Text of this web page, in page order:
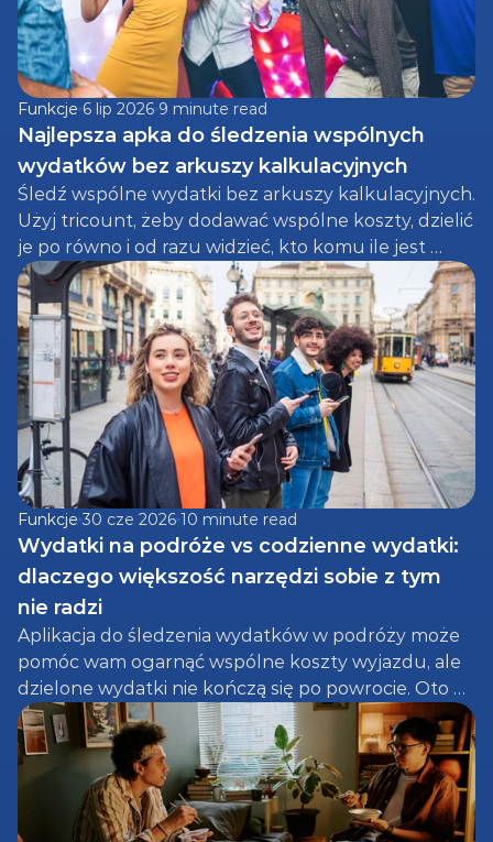
Funkcje 6 lip 2026 9 minute read
Najlepsza apka do śledzenia wspólnych
wydatków bez arkuszy kalkulacyjnych
Śledź wspólne wydatki bez arkuszy kalkulacyjnych.
Użyj tricount, żeby dodawać wspólne koszty, dzielić
je po równo i od razu widzieć, kto komu ile jest
winien za imprezy, festiwale, wyjazdy i nie tylko.
Funkcje 30 cze 2026 10 minute read
Wydatki na podróże vs codzienne wydatki:
dlaczego większość narzędzi sobie z tym
nie radzi
Aplikacja do śledzenia wydatków w podróży może
pomóc wam ogarnąć wspólne koszty wyjazdu, ale
dzielone wydatki nie kończą się po powrocie. Oto
jak sprawiedliwie rozliczać koszty podróży i
codzienne wydatki.